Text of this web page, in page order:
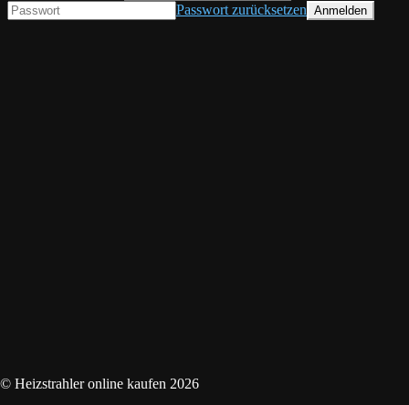
© Heizstrahler online kaufen 2026
Passwort zurücksetzen